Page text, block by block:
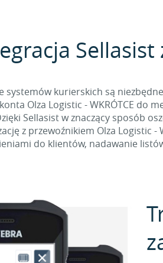
Sellasist
systemów kurierskich są
Olza Logistic - WKRÓTCE do
Sellasist w znaczący sposób
z przewoźnikiem Olza Logistic -
do klientów, nadawanie